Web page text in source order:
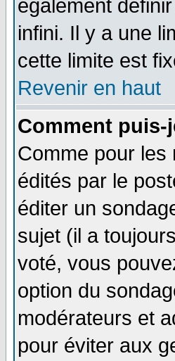
également
infini. Il y a une
cette limite est
Revenir en haut
Comment
Comme pour les
édités par le
éditer un
sujet (il a
voté, vous
option du
modérateurs et
pour éviter aux